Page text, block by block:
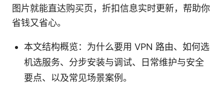
图片就能直达购买页，折扣信息实时更新，帮助你
省钱又省心。
本文结构概览：为什么要用 VPN 路由、如何选
机选服务、分步安装与调试、日常维护与安全
要点、以及常见场景案例。